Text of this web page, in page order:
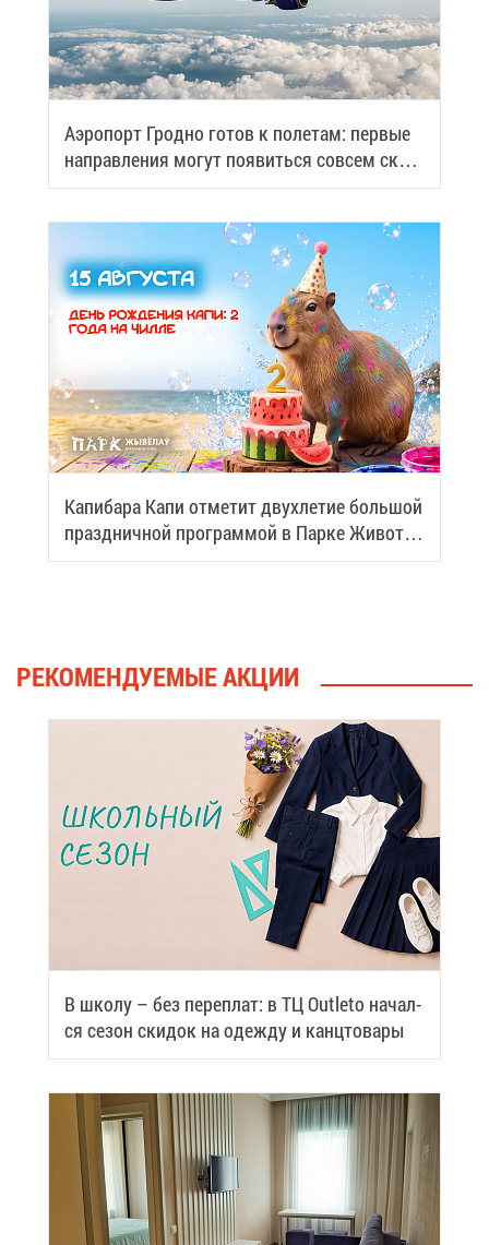
Аэро­порт Грод­но го­тов к по­ле­там: пер­вые
на­прав­ле­ния мо­гут по­явить­ся со­всем ско­
ро
Ка­пи­ба­ра Ка­пи от­ме­тит двух­ле­тие боль­шой
празд­нич­ной про­грам­мой в Пар­ке Жи­вот­
ных
РЕ­КО­МЕН­ДУ­Е­МЫЕ АК­ЦИИ
В шко­лу – без пе­ре­плат: в ТЦ Outleto на­чал­
ся се­зон ски­док на одеж­ду и канц­то­ва­ры